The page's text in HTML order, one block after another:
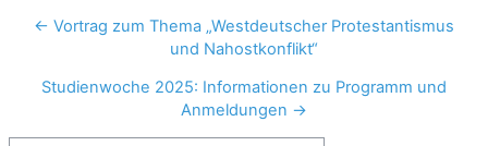
← Vortrag zum Thema „Westdeutscher Protestantismus
und Nahostkonflikt“
Studienwoche 2025: Informationen zu Programm und
Anmeldungen →